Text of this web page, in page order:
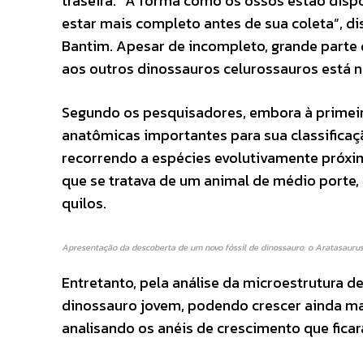
estar mais completo antes de sua coleta”,
Bantim. Apesar de incompleto, grande
aos outros dinossauros celurossauros está
Segundo os pesquisadores, embora à
anatômicas importantes para sua
recorrendo a espécies evolutivamente
que se tratava de um animal de médio
quilos.
Apresentação da descoberta de um novo fóssil de dinossauro: o
Entretanto, pela análise da microestrutura
dinossauro jovem, podendo crescer ainda
analisando os anéis de crescimento que